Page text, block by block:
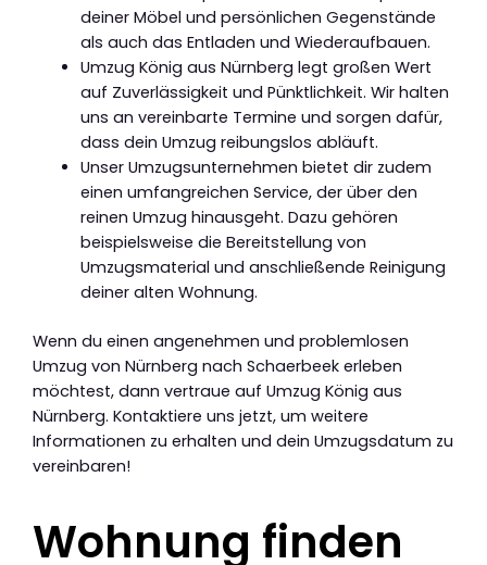
deiner Möbel und persönlichen Gegenstände
als auch das Entladen und Wiederaufbauen.
Umzug König aus Nürnberg legt großen Wert
auf Zuverlässigkeit und Pünktlichkeit. Wir halten
uns an vereinbarte Termine und sorgen dafür,
dass dein Umzug reibungslos abläuft.
Unser Umzugsunternehmen bietet dir zudem
einen umfangreichen Service, der über den
reinen Umzug hinausgeht. Dazu gehören
beispielsweise die Bereitstellung von
Umzugsmaterial und anschließende Reinigung
deiner alten Wohnung.
Wenn du einen angenehmen und problemlosen
Umzug von Nürnberg nach Schaerbeek erleben
möchtest, dann vertraue auf Umzug König aus
Nürnberg. Kontaktiere uns jetzt, um weitere
Informationen zu erhalten und dein Umzugsdatum zu
vereinbaren!
Wohnung finden